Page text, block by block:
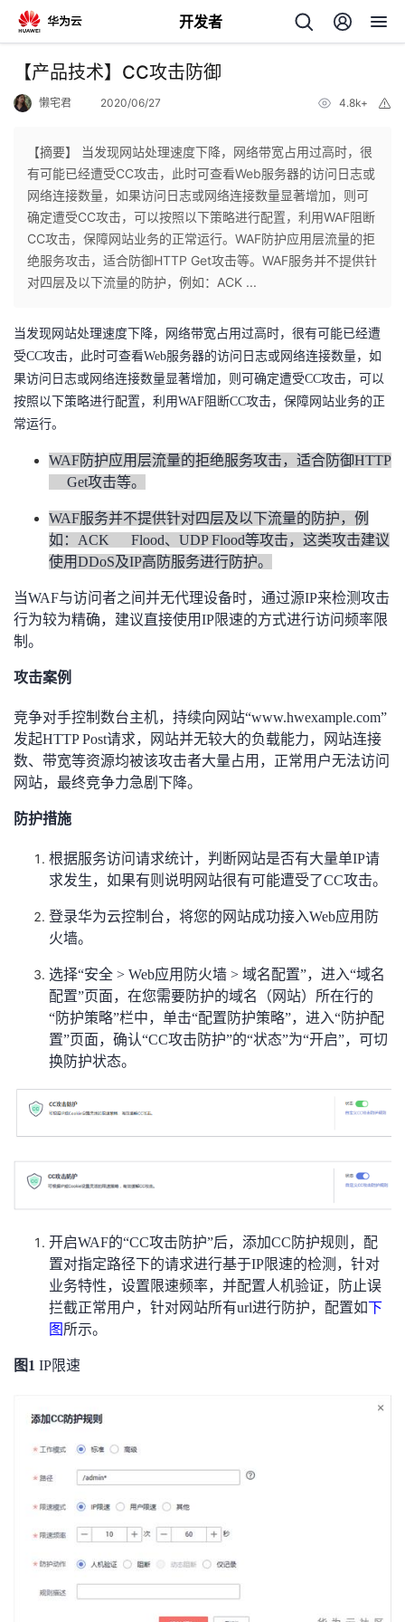
开发者
返
个
人
页
我
开
发
的
客
我
论
的
我
播
活
动
的
关
注
我
的
者
课
程
的
认
我
的
我
我
的
Programs
我
支
技
术
支
的
云
声
【产品技术】CC攻击防御
懒宅君 2020/06/27 4.8k+
【摘要】 当发现网站处理速度下降，网络带宽占用过高时，很
有可能已经遭受CC攻击，此时可查看Web服务器的访问日志或
网络连接数量，如果访问日志或网络连接数量显著增加，则可
确定遭受CC攻击，可以按照以下策略进行配置，利用WAF阻断
CC攻击，保障网站业务的正常运行。WAF防护应用层流量的拒
绝服务攻击，适合防御HTTP Get攻击等。WAF服务并不提供针
对四层及以下流量的防护，例如：ACK ...
当发现网站处理速度下降，网络带宽占用过高时，很有可能已经遭
受CC攻击，此时可查看Web服务器的访问日志或网络连接数量，如
果访问日志或网络连接数量显著增加，则可确定遭受CC攻击，可以
按照以下策略进行配置，利用WAF阻断CC攻击，保障网站业务的正
常运行。
WAF防护应用层流量的拒绝服务攻击，适合防御HTTP
Get攻击等。
WAF服务并不提供针对四层及以下流量的防护，例
如：ACK Flood、UDP Flood等攻击，这类攻击建议
使用DDoS及IP高防服务进行防护。
当WAF与访问者之间并无代理设备时，通过源IP来检测攻击
行为较为精确，建议直接使用IP限速的方式进行访问频率限
制。
攻击案例
竞争对手控制数台主机，持续向网站“www.hwexample.com”
发起HTTP Post请求，网站并无较大的负载能力，网站连接
数、带宽等资源均被该攻击者大量占用，正常用户无法访问
网站，最终竞争力急剧下降。
防护措施
根据服务访问请求统计，判断网站是否有大量单IP请
求发生，如果有则说明网站很有可能遭受了CC攻击。
登录华为云控制台，将您的网站成功接入Web应用防
火墙。
选择“安全 > Web应用防火墙 > 域名配置”，进入“域名
配置”页面，在您需要防护的域名（网站）所在行的
“防护策略”栏中，单击“配置防护策略”，进入“防护配
置”页面，确认“CC攻击防护”的“状态”为“开启”，可切
换防护状态。
开启WAF的“CC攻击防护”后，添加CC防护规则，配
置对指定路径下的请求进行基于IP限速的检测，针对
业务特性，设置限速频率，并配置人机验证，防止误
拦截正常用户，针对网站所有url进行防护，配置如下
图 所示。
图1 IP限速